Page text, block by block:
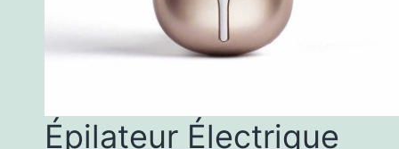
Épilateur Électrique